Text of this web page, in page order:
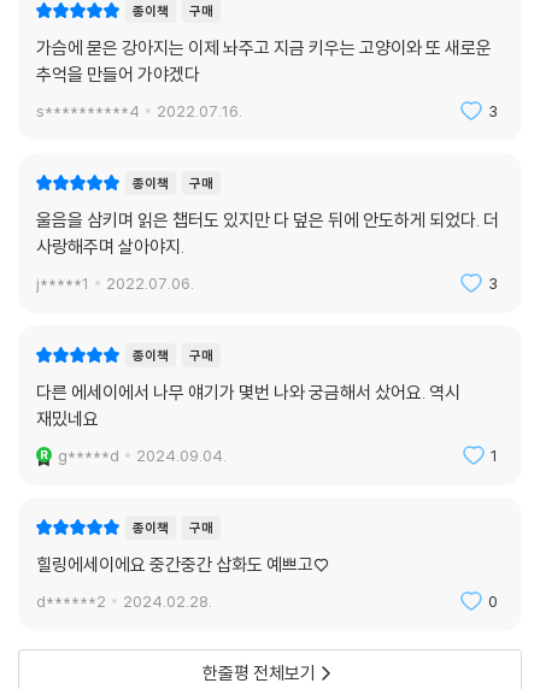
종이책 구매
가슴에 묻은 강아지는 이제 놔주고 지금 키우는 고양이와 또 새로운
추억을 만들어 가야겠다
s**********4 2022.07.16. 3
종이책 구매
울음을 삼키며 읽은 챕터도 있지만 다 덮은 뒤에 안도하게 되었다. 더
사랑해주며 살아야지.
j*****1 2022.07.06. 3
종이책 구매
다른 에세이에서 나무 얘기가 몇번 나와 궁금해서 샀어요. 역시
재밌네요
g*****d 2024.09.04. 1
종이책 구매
힐링에세이에요 중간중간 삽화도 예쁘고♡
d******2 2024.02.28. 0
한줄평 전체보기